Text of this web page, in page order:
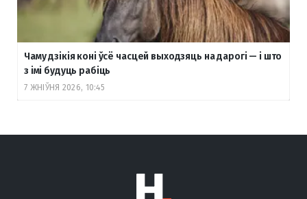
Чаму дзікія коні ўсё часцей выходзяць на дарогі — і што
з імі будуць рабіць
7 ЖНІЎНЯ 2026, 10:45